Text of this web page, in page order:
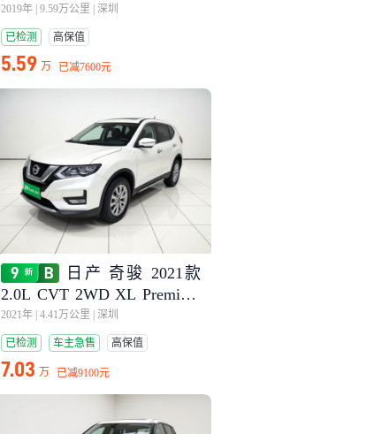
舒适版
2019年 9.59万公里 深圳
已检测 高保值
5.59 万 已减7600元
日产 奇骏 2021款
2.0L CVT 2WD XL Premium
尊享纪念版
2021年 4.41万公里 深圳
已检测 车主急售 高保值
7.03 万 已减9100元